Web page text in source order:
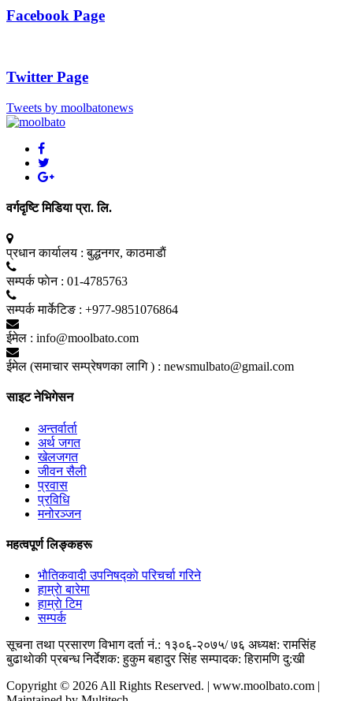
Facebook Page
Twitter Page
Tweets by moolbatonews
वर्गदृष्टि मिडिया प्रा. लि.
प्रधान कार्यालय : बुद्धनगर, काठमाडाैं
सम्पर्क फाेन : 01-4785763
सम्पर्क मार्केटिङ : +977-9851076864
ईमेल : info@moolbato.com
ईमेल (समाचार सम्प्रेषणका लागि ) : newsmulbato@gmail.com
साइट नेभिगेसन
अन्तर्वार्ता
अर्थ जगत
खेलजगत
जीवन सैली
प्रवास
प्रविधि
मनोरञ्जन
महत्वपूर्ण लिङ्कहरू
भाैतिकवादी उपनिषद्काे परिचर्चा गरिने
हाम्राे बारेमा
हाम्राे टिम
सम्पर्क
सूचना तथा प्रसारण विभाग दर्ता नं.: १३०६-२०७५/ ७६ अध्यक्ष: रामसिंह
बुढाथाेकी प्रबन्ध निर्देशक: हुकुम बहादुर सिंह सम्पादक: हिरामणि दु:खी
Copyright © 2026 All Rights Reserved. | www.moolbato.com |